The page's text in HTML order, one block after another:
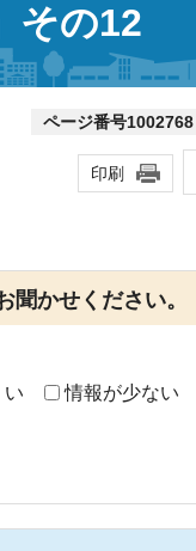
その12
ページ番号1002768
印刷
かせください。
い 情報が少ない